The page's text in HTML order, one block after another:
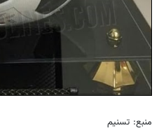
منبع: تسنیم